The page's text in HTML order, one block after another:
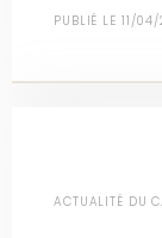
PUBLIÉ LE 11/
ACTUALITÉ DU